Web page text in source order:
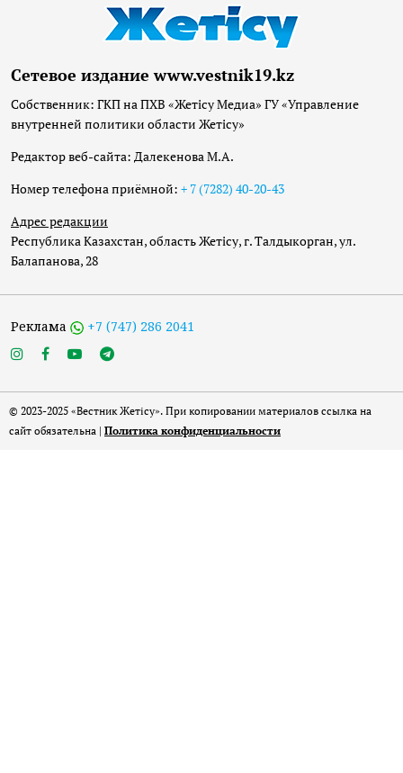
Сетевое издание www.vestnik19.kz
Собственник: ГКП на ПХВ «Жетісу Медиа» ГУ «Управление
внутренней политики области Жетісу»
Редактор веб-сайта: Далекенова М.А.
Номер телефона приёмной: + 7 (7282) 40-20-43
Адрес редакции
Республика Казахстан, область Жетісу, г. Талдыкорган, ул.
Балапанова, 28
Реклама +7 (747) 286 2041
© 2023-2025 «Вестник Жетісу». При копировании материалов ссылка на
сайт обязательна | Политика конфиденциальности